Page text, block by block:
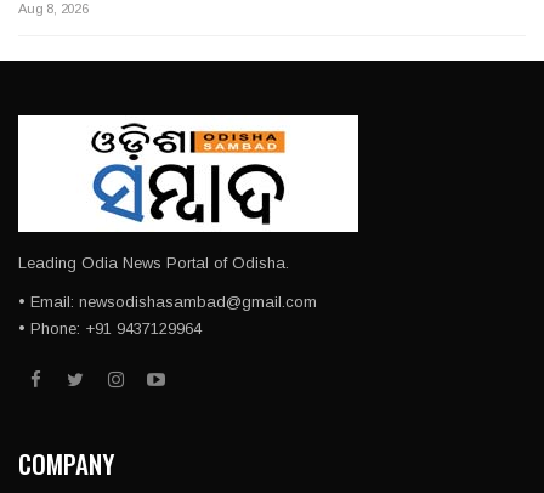
Aug 8, 2026
Leading Odia News Portal of Odisha.
• Email: newsodishasambad@gmail.com
• Phone: +91 9437129964
COMPANY